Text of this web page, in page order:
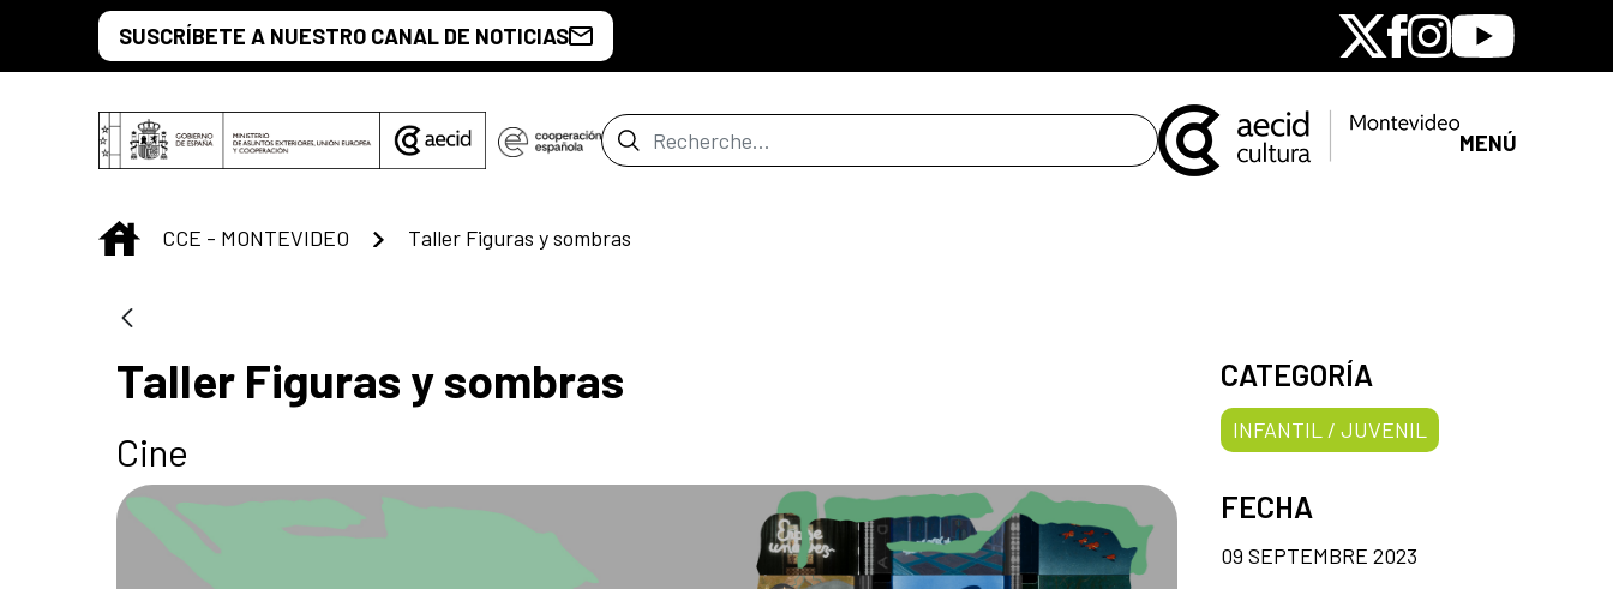
Saut au contenu principal
SUSCRÍBETE A NUESTRO CANAL DE NOTICIAS X Facebook
Instagram
Youtube
Barre de recherche MENÚ
INICIO
CCE - MONTEVIDEO Taller Figuras y sombras
Taller Figuras y sombras
Cine
CATEGORÍA
INFANTIL / JUVENIL
FECHA
09 SEPTEMBRE 2023